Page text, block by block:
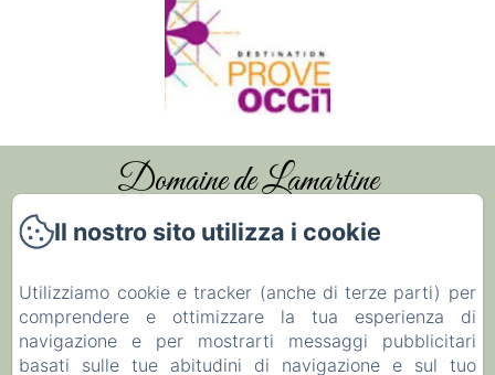
Domaine de Lamartine
Chambres et Gîtes
Mariages & Évènements
Il nostro sito utilizza i cookie
Utilizziamo cookie e tracker (anche di terze parti) per
comprendere e ottimizzare la tua esperienza di
navigazione e per mostrarti messaggi pubblicitari
basati sulle tue abitudini di navigazione e sul tuo